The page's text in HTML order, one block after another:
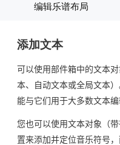
编辑乐谱布局
添加文本
可以使用部件箱中的文本
本、自动文本或全局文本
能与它们用于大多数文本
您也可以使用文本对象（
置来添加并定位音乐符号